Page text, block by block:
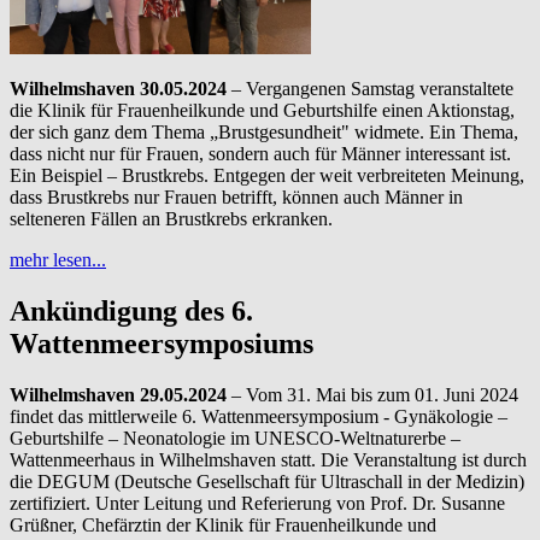
Wilhelmshaven 30.05.2024 – Vergangenen Samstag veranstaltete
die Klinik für Frauenheilkunde und Geburtshilfe einen Aktionstag,
der sich ganz dem Thema „Brustgesundheit" widmete. Ein Thema,
dass nicht nur für Frauen, sondern auch für Männer interessant ist.
Ein Beispiel – Brustkrebs. Entgegen der weit verbreiteten Meinung,
dass Brustkrebs nur Frauen betrifft, können auch Männer in
selteneren Fällen an Brustkrebs erkranken.
mehr lesen...
Ankündigung des 6.
Wattenmeersymposiums
Wilhelmshaven 29.05.2024 – Vom 31. Mai bis zum 01. Juni 2024
findet das mittlerweile 6. Wattenmeersymposium - Gynäkologie –
Geburtshilfe – Neonatologie im UNESCO-Weltnaturerbe –
Wattenmeerhaus in Wilhelmshaven statt. Die Veranstaltung ist durch
die DEGUM (Deutsche Gesellschaft für Ultraschall in der Medizin)
zertifiziert. Unter Leitung und Referierung von Prof. Dr. Susanne
Grüßner, Chefärztin der Klinik für Frauenheilkunde und